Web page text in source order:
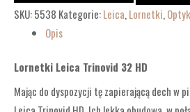
SKU:5538 Kategorie:Leica, Lornetki,
Opis
Lornetki Leica Trinovid 32 HD
Mając do dyspozycji tę zapierającą dech w